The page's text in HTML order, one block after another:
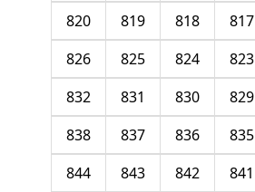
817
818
819
820
823
824
825
826
829
830
831
832
835
836
837
838
841
842
843
844